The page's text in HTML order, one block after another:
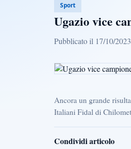
Sport
Ugazio vice
Pubblicato il 17/10/
Ancora un grande
Italiani Fidal di
Condividi articolo